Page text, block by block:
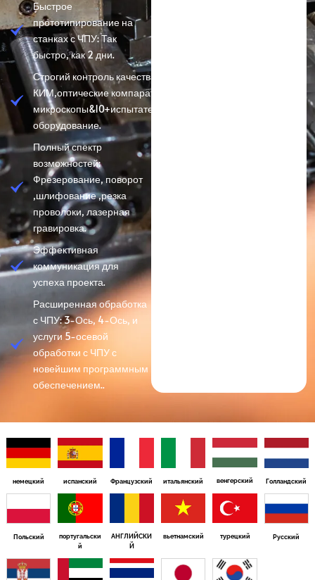
Быстрое
прототипирование на
станках с ЧПУ: Так
быстро, как 2 дни.
Строгий контроль качества:
КИМ,оптические компараторы,
микроскопы&10+испытательное
оборудование.
Полный спектр
возможностей:
Фрезерование, поворот
,шлифование ,резка
проволоки, лазерная
гравировка.
Эффективная
коммуникация для
успеха проекта.
Расширенная обработка
с ЧПУ: 3-Ось, 4-Ось, и
услуги 5-осевой
обработки с ЧПУ с
новейшим программным
обеспечением..
немецкий испанский Французский итальянский венгерский Голландский
Польский
португальски
й
АНГЛИЙСКИ
Й
вьетнамский турецкий Русский